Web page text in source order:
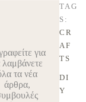
για
λαμβάνετε
τα νέα
άρθρα,
TAG
S:
CR
AF
TS
DI
Y